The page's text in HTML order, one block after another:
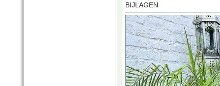
BIJLAGEN